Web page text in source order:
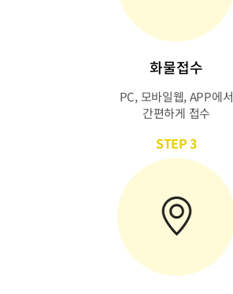
화물접수
PC, 모바일웹, APP에서
간편하게 접수
STEP 3